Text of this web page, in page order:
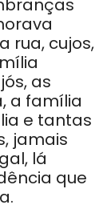
rua, cujos,
as
a família
e tantas
jamais
lá
que